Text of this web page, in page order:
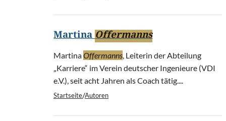
MartinaOffermanns
MartinaOffermanns, Leiterin der Abteilung
„Karriere“ im Verein deutscher Ingenieure (VDI
e.V.), seit acht Jahren als Coach tätig....
Startseite/Autoren